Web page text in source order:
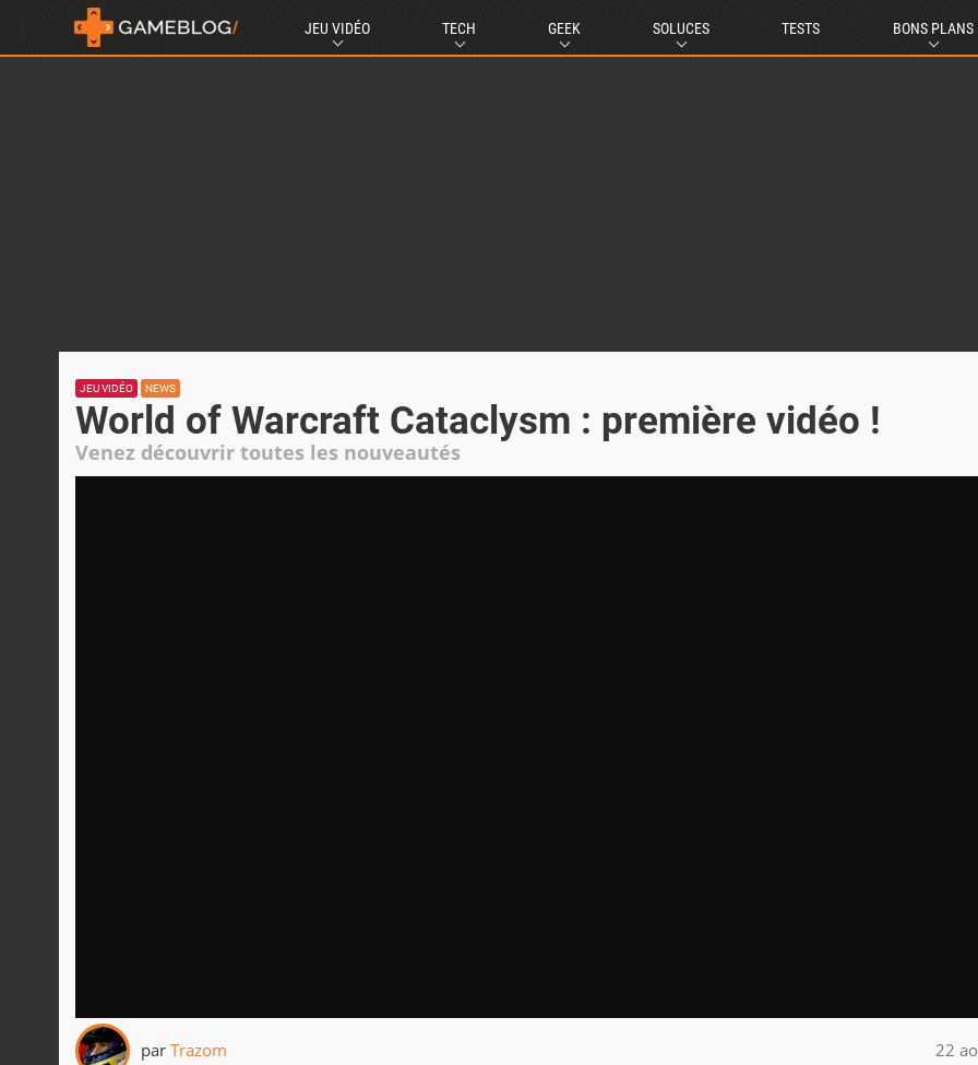
JEU VIDÉO TECH GEEK SOLUCES TESTS BONS PLANS
JEU VIDÉO NEWS
World of Warcraft Cataclysm : première vidéo !
Venez découvrir toutes les nouveautés
par Trazom 22